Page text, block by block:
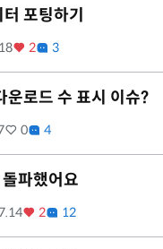
포팅하기
2 3
운로드 수 표시 이슈?
0 4
파했어요
2 12